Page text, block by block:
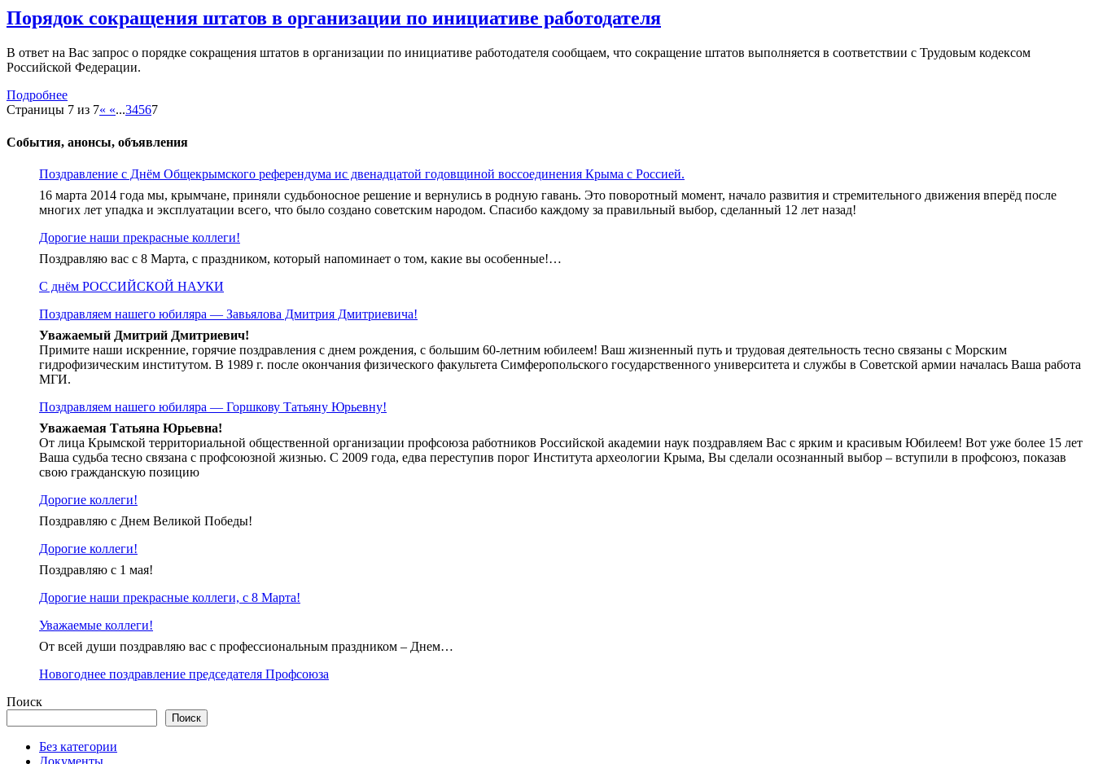
Порядок сокращения штатов в организации по инициативе работодателя
В ответ на Вас запрос о порядке сокращения штатов в организации по инициативе работодателя сообщаем, что сокращение штатов выполняется в соответствии с Трудовым кодексом
Российской Федерации.
Подробнее
Страницы 7 из 7« «...34567
События, анонсы, объявления
Поздравление с Днём Общекрымского референдума ис двенадцатой годовщиной воссоединения Крыма с Россией.
16 марта 2014 года мы, крымчане, приняли судьбоносное решение и вернулись в родную гавань. Это поворотный момент, начало развития и стремительного движения вперёд после
многих лет упадка и эксплуатации всего, что было создано советским народом. Спасибо каждому за правильный выбор, сделанный 12 лет назад!
Дорогие наши прекрасные коллеги!
Поздравляю вас с 8 Марта, с праздником, который напоминает о том, какие вы особенные!…
С днём РОССИЙСКОЙ НАУКИ
Поздравляем нашего юбиляра — Завьялова Дмитрия Дмитриевича!
Уважаемый Дмитрий Дмитриевич!
Примите наши искренние, горячие поздравления с днем рождения, с большим 60-летним юбилеем! Ваш жизненный путь и трудовая деятельность тесно связаны с Морским
гидрофизическим институтом. В 1989 г. после окончания физического факультета Симферопольского государственного университета и службы в Советской армии началась Ваша работа
МГИ.
Поздравляем нашего юбиляра — Горшкову Татьяну Юрьевну!
Уважаемая Татьяна Юрьевна!
От лица Крымской территориальной общественной организации профсоюза работников Российской академии наук поздравляем Вас с ярким и красивым Юбилеем! Вот уже более 15 лет
Ваша судьба тесно связана с профсоюзной жизнью. С 2009 года, едва переступив порог Института археологии Крыма, Вы сделали осознанный выбор – вступили в профсоюз, показав
свою гражданскую позицию
Дорогие коллеги!
Поздравляю с Днем Великой Победы!
Дорогие коллеги!
Поздравляю с 1 мая!
Дорогие наши прекрасные коллеги, с 8 Марта!
Уважаемые коллеги!
От всей души поздравляю вас с профессиональным праздником – Днем…
Новогоднее поздравление председателя Профсоюза
Поиск
Поиск
Без категории
Документы